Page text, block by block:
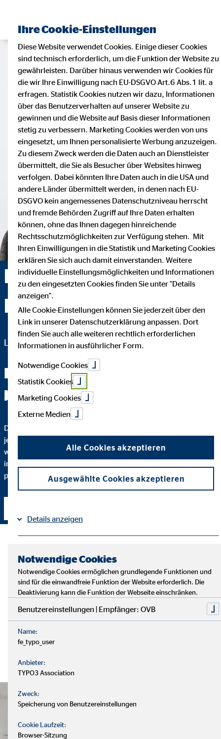
Raimund Fuchs —
Hamburg
Landesdirektor für die OVB Vermögensberatung AG
Fachchinesisch werden Sie
bei mir nicht hören.
Das wichtigste an einer guten Finanzberatung ist, dass Sie
jeden Schritt verstehen. Darum erkläre ich Ihnen bis ins Detail,
warum ich eine bestimmte Finanzlösung empfehle und
inwiefern diese zu Ihnen und Ihren individuellen Bedürfnissen
passt.
Ihre Cookie-Einstellungen
Diese Website verwendet Cookies. Einige dieser Cookies
sind technisch erforderlich, um die Funktion der Website zu
gewährleisten. Darüber hinaus verwenden wir Cookies für
die wir Ihre Einwilligung nach EU-DSGVO Art.6 Abs.1 lit. a
erfragen. Statistik Cookies nutzen wir dazu, Informationen
über das Benutzerverhalten auf unserer Website zu
gewinnen und die Website auf Basis dieser Informationen
stetig zu verbessern. Marketing Cookies werden von uns
eingesetzt, um Ihnen personalisierte Werbung anzuzeigen.
Zu diesem Zweck werden die Daten auch an Dienstleister
übermittelt, die Sie als Besucher über Websites hinweg
verfolgen. Dabei könnten Ihre Daten auch in die USA und
andere Länder übermittelt werden, in denen nach EU-
DSGVO kein angemessenes Datenschutzniveau herrscht
und fremde Behörden Zugriff auf Ihre Daten erhalten
können, ohne das Ihnen dagegen hinreichende
Rechtsschutzmöglichkeiten zur Verfügung stehen. Mit
Ihren Einwilligungen in die Statistik und Marketing Cookies
erklären Sie sich auch damit einverstanden. Weitere
individuelle Einstellungsmöglichkeiten und Informationen
zu den eingesetzten Cookies finden Sie unter "Details
anzeigen".
Alle Cookie-Einstellungen können Sie jederzeit über den
Link in unserer Datenschutzerklärung anpassen. Dort
finden Sie auch alle weiteren rechtlich erforderlichen
Informationen in ausführlicher Form.
Notwendige Cookies
Statistik Cookies
Marketing Cookies
Externe Medien
Alle Cookies akzeptieren
Ausgewählte Cookies akzeptieren
Details anzeigen
Notwendige Cookies
Notwendige Cookies ermöglichen grundlegende Funktionen und
sind für die einwandfreie Funktion der Website erforderlich. Die
Deaktivierung kann die Funktion der Webseite einschränken.
Benutzereinstellungen | Empfänger: OVB
Name:
fe_typo_user
Anbieter:
TYPO3 Association
Zweck:
Speicherung von Benutzereinstellungen
Cookie Laufzeit:
Browser-Sitzung